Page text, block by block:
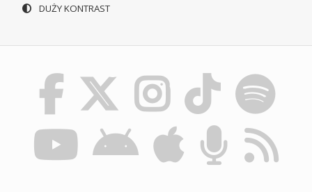
DUŻY KONTRAST